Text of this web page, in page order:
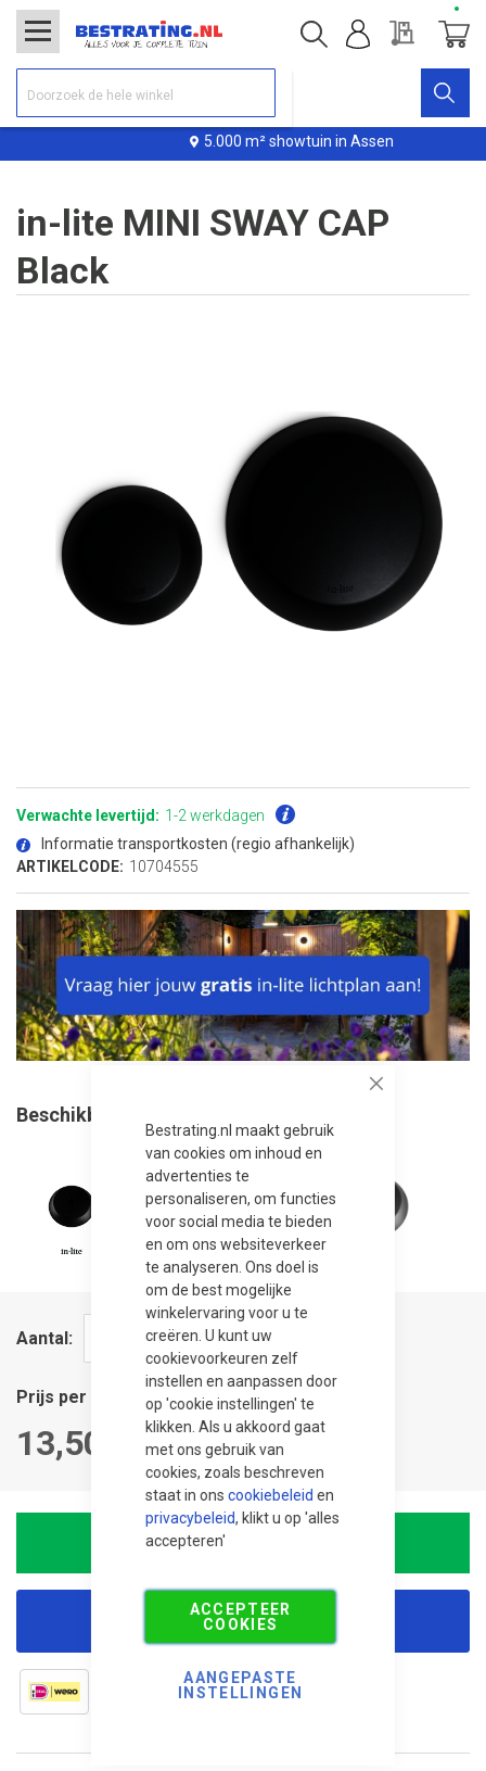
Bestrating.nl maakt gebruik
van cookies om inhoud en
advertenties te
personaliseren, om functies
voor social media te bieden
en om ons websiteverkeer
te analyseren. Ons doel is
om de best mogelijke
winkelervaring voor u te
creëren. U kunt uw
cookievoorkeuren zelf
instellen en aanpassen door
op 'cookie instellingen' te
klikken. Als u akkoord gaat
met ons gebruik van
cookies, zoals beschreven
staat in ons cookiebeleid en
privacybeleid, klikt u op 'alles
accepteren'
ACCEPTEER
COOKIES
AANGEPASTE
INSTELLINGEN
5.000 m² showtuin in Assen
Offerte
in-lite MINI SWAY CAP
Black
naar
begin
de
afbeeldingen-
Verwachte levertijd: 1-2 werkdagen
Informatie transportkosten (regio afhankelijk)
ARTIKELCODE: 10704555
Beschikbare kleuren
Aantal
Prijs per stuk
13,50
In winkelwagen
Korting aanvragen